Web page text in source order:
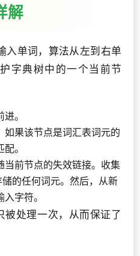
解
入单词，算法从左到右单
字典树中的一个当前节
。
果该节点是词汇表词元的
。
前节点的失效链接。收集
的任何词元。然后，从新
字符。
处理一次，从而保证了